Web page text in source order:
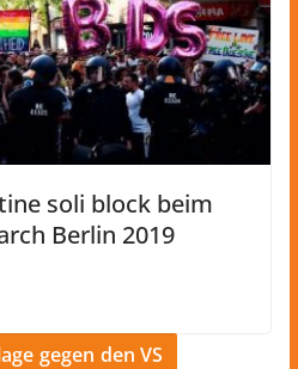
soli block beim
Berlin 2019
gegen den VS